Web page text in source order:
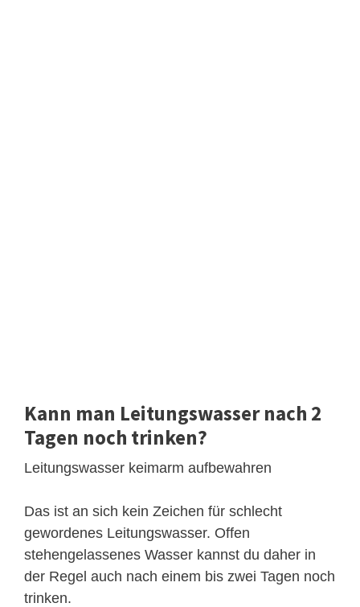
Kann man Leitungswasser nach 2
Tagen noch trinken?
Leitungswasser keimarm aufbewahren
Das ist an sich kein Zeichen für schlecht
gewordenes Leitungswasser. Offen
stehengelassenes Wasser kannst du daher in
der Regel auch nach einem bis zwei Tagen noch
trinken.